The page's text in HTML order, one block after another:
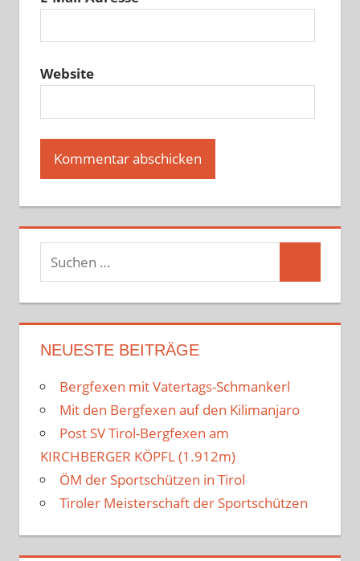
Website
Suchen
nach:
NEUESTE BEITRÄGE
Bergfexen mit Vatertags-Schmankerl
Mit den Bergfexen auf den Kilimanjaro
Post SV Tirol-Bergfexen am
KIRCHBERGER KÖPFL (1.912m)
ÖM der Sportschützen in Tirol
Tiroler Meisterschaft der Sportschützen